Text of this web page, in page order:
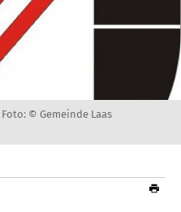
Foto: © Gemeinde Laas